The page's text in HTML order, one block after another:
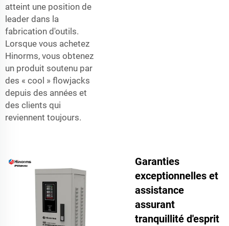
atteint une position de
leader dans la
fabrication d'outils.
Lorsque vous achetez
Hinorms, vous obtenez
un produit soutenu par
des « cool » flowjacks
depuis des années et
des clients qui
reviennent toujours.
Garanties
exceptionnelles et
assistance
assurant
tranquillité d'esprit